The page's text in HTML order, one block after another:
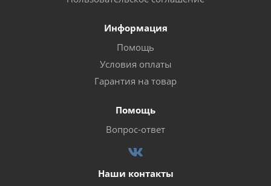
Информация
Помощь
Условия оплаты
Гарантия на товар
Помощь
Вопрос-ответ
Наши контакты